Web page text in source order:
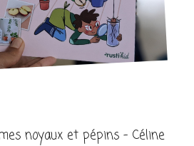
noyaux et pépins – Céline